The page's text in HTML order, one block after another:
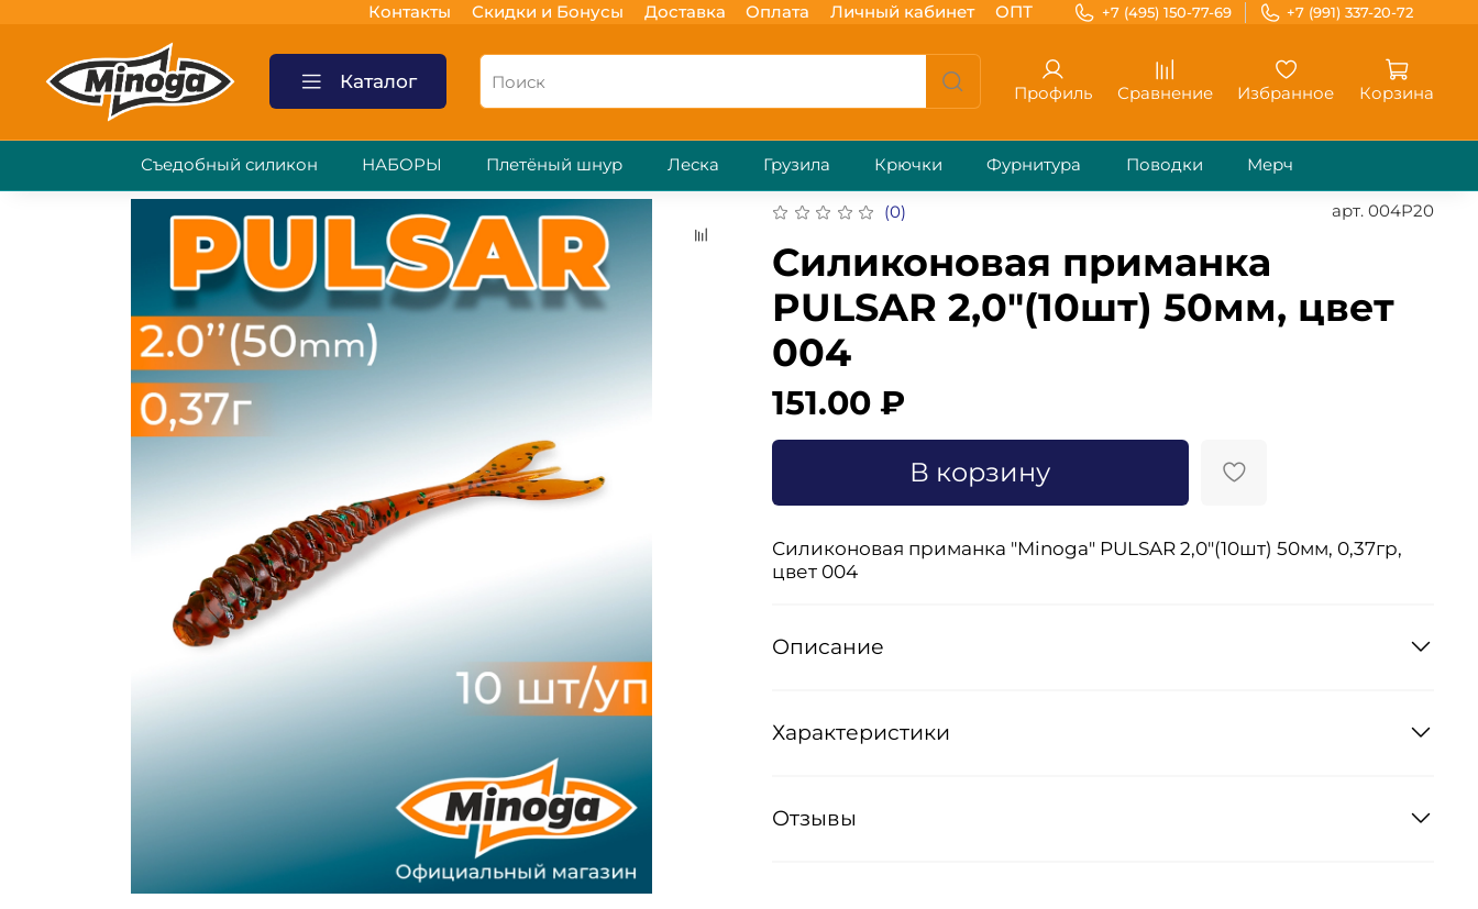
Контакты Скидки и Бонусы Доставка Оплата Личный кабинет ОПТ +7 (495) 150-77-69 +7 (991) 337-20-72
Каталог
Профиль Сравнение Избранное Корзина
Съедобный силикон НАБОРЫ Плетёный шнур Леска Грузила Крючки Фурнитура Поводки Мерч
(0) арт. 004P20
Силиконовая приманка
PULSAR 2,0"(10шт) 50мм, цвет
004
151.00 ₽
В корзину
Силиконовая приманка "Minoga" PULSAR 2,0"(10шт) 50мм, 0,37гр,
цвет 004
Описание
Характеристики
Отзывы